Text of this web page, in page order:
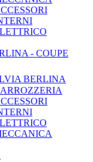
- COUPE
BERLINA